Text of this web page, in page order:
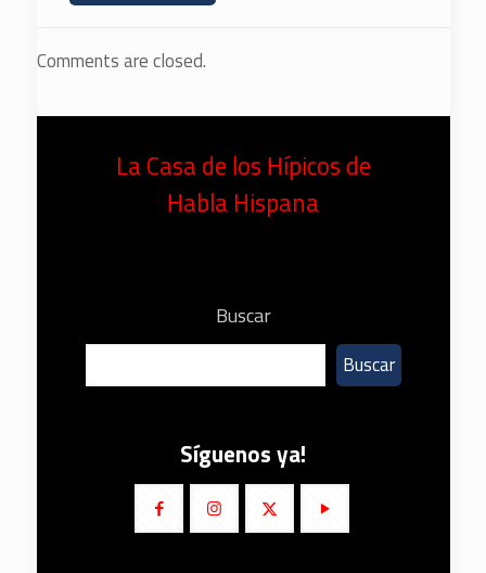
Comments are closed.
La Casa de los Hípicos de
Habla Hispana
Buscar
Buscar
Síguenos ya!